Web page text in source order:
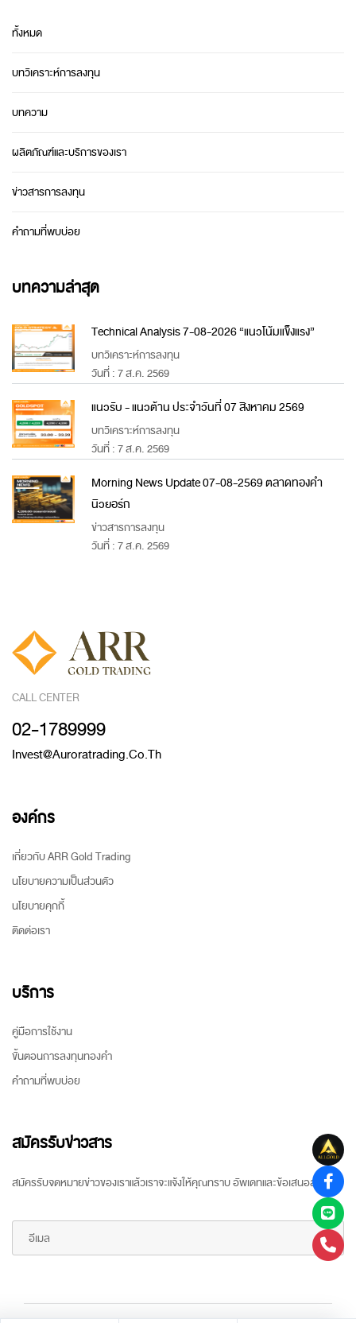
ทั้งหมด
บทวิเคราะห์การลงทุน
บทความ
ผลิตภัณฑ์และบริการของเรา
ข่าวสารการลงทุน
คำถามที่พบบ่อย
บทความล่าสุด
Technical Analysis 7-08-2026 “แนวโน้มแข็งแรง”
บทวิเคราะห์การลงทุน
วันที่ : 7 ส.ค. 2569
แนวรับ - แนวต้าน ประจำวันที่ 07 สิงหาคม 2569
บทวิเคราะห์การลงทุน
วันที่ : 7 ส.ค. 2569
Morning News Update 07-08-2569 ตลาดทองคำ
นิวยอร์ก
ข่าวสารการลงทุน
วันที่ : 7 ส.ค. 2569
CALL CENTER
02-1789999
Invest@auroratrading.co.th
องค์กร
เกี่ยวกับ ARR Gold Trading
นโยบายความเป็นส่วนตัว
นโยบายคุกกี้
ติดต่อเรา
บริการ
คู่มือการใช้งาน
ขั้นตอนการลงทุนทองคำ
คำถามที่พบบ่อย
สมัครรับข่าวสาร
สมัครรับจดหมายข่าวของเราแล้วเราจะแจ้งให้คุณทราบ อัพเดทและข้อเสนอล่าสุด